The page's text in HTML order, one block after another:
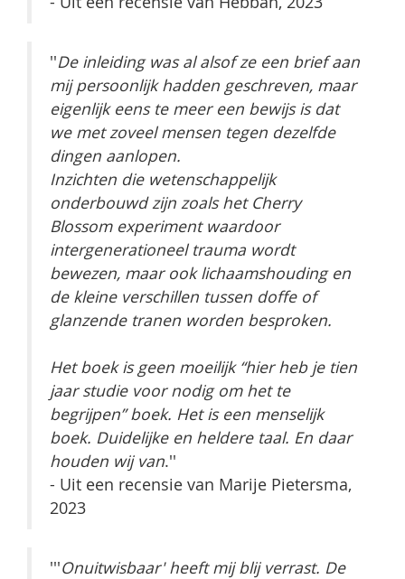
''De inleiding was al alsof ze een brief aan
mij persoonlijk hadden geschreven, maar
eigenlijk eens te meer een bewijs is dat
we met zoveel mensen tegen dezelfde
dingen aanlopen.
Inzichten die wetenschappelijk
onderbouwd zijn zoals het Cherry
Blossom experiment waardoor
intergenerationeel trauma wordt
bewezen, maar ook lichaamshouding en
de kleine verschillen tussen doffe of
glanzende tranen worden besproken.
Het boek is geen moeilijk “hier heb je tien
jaar studie voor nodig om het te
begrijpen” boek. Het is een menselijk
boek. Duidelijke en heldere taal. En daar
houden wij van.''
- Uit een recensie van Marije Pietersma,
2023
'''Onuitwisbaar' heeft mij blij verrast. De